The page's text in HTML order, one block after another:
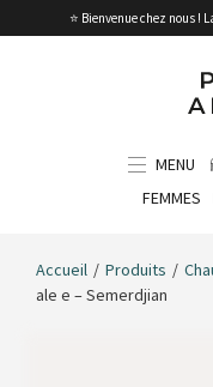
⭐ Bienvenue chez nous !
MENU
FEMMES
Accueil / Produits /
ale e – Semerdjian